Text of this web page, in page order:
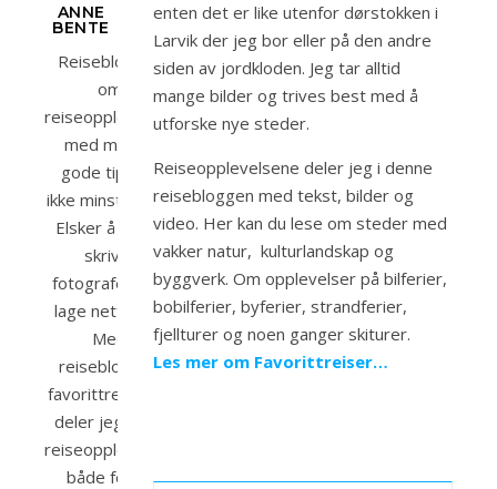
ANNE
BENTE
Reiseblogger
om
reiseopplevelser
med mange
gode tips og
ikke minst bilder.
Elsker å reise,
skrive,
fotografere og
lage nettsider.
Med
reisebloggen
favorittreiser.no
deler jeg mine
reiseopplevelser
både for at
enten det er like utenfor dørstokken i
Larvik der jeg bor eller på den andre
siden av jordkloden. Jeg tar alltid
mange bilder og trives best med å
utforske nye steder.
Reiseopplevelsene deler jeg i denne
reisebloggen med tekst, bilder og
video. Her kan du lese om steder med
vakker natur, kulturlandskap og
byggverk. Om opplevelser på bilferier,
bobilferier, byferier, strandferier,
fjellturer og noen ganger skiturer.
Les mer om Favorittreiser…